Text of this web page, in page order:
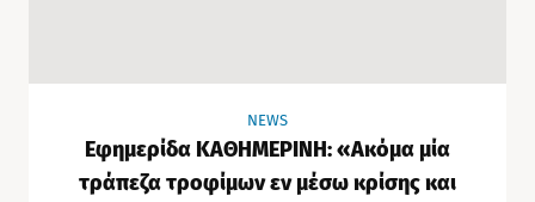
NEWS
Εφημερίδα ΚΑΘΗΜΕΡΙΝΗ: «Ακόμα μία
τράπεζα τροφίμων εν μέσω κρίσης και